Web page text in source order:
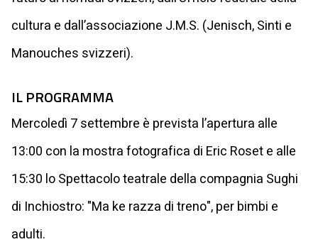
cultura e dall’associazione J.M.S. (Jenisch, Sinti e
Manouches svizzeri).
IL PROGRAMMA
Mercoledì 7 settembre è prevista l’apertura alle
13:00 con la mostra fotografica di Eric Roset e alle
15:30 lo Spettacolo teatrale della compagnia Sughi
di Inchiostro: "Ma ke razza di treno", per bimbi e
adulti.